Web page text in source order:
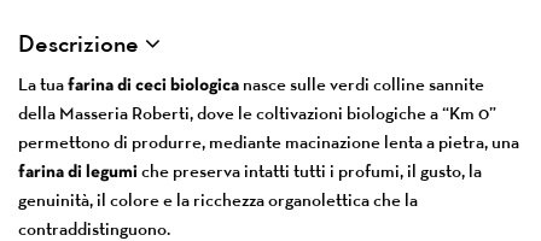
Descrizione
La tua farina di ceci biologica nasce sulle verdi colline sannite
della Masseria Roberti, dove le coltivazioni biologiche a “Km 0”
permettono di produrre, mediante macinazione lenta a pietra, una
farina di legumi che preserva intatti tutti i profumi, il gusto, la
genuinità, il colore e la ricchezza organolettica che la
contraddistinguono.